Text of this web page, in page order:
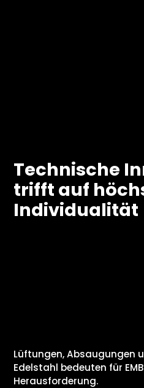
Technische
trifft auf
Individualität
Lüftungen, Absaugungen
Edelstahl bedeuten für
Herausforderung.